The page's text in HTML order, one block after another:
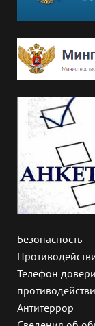
Безопасность
Телефон
Антитеррор